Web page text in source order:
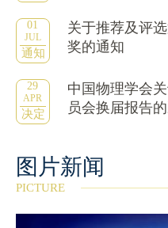
01
JUL
通知
关于推荐及评
奖的通知
29
APR
决定
中国物理学会
员会换届报告
图片新闻
PICTURE